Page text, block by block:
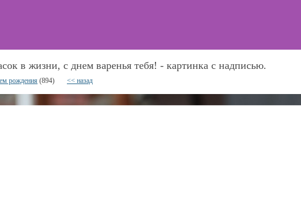
в жизни, с днем варенья тебя! - картинка с надписью.
рождения (894) << назад